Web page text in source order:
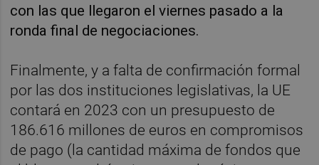
con las que llegaron el viernes pasado a la
ronda final de negociaciones.
Finalmente, y a falta de confirmación formal
por las dos instituciones legislativas, la UE
contará en 2023 con un presupuesto de
186.616 millones de euros en compromisos
de pago (la cantidad máxima de fondos que